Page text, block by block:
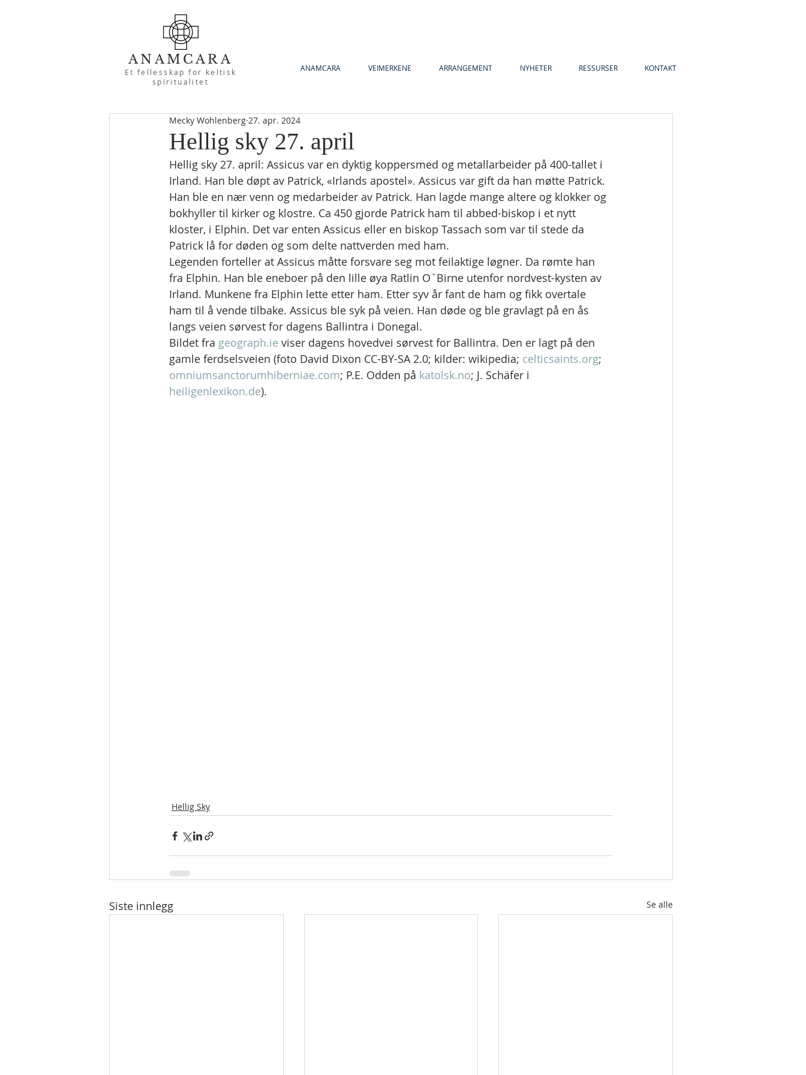
ANAMCARA
Et fellesskap for keltisk
spiritualitet
ANAMCARA VEIMERKENE ARRANGEMENT NYHETER RESSURSER KONTAKT
Hellig sky 27. april
Mecky Wohlenberg 27. apr. 2024
Hellig sky 27. april: Assicus var en dyktig koppersmed og metallarbeider på 400-tallet i
Irland. Han ble døpt av Patrick, «Irlands apostel». Assicus var gift da han møtte Patrick.
Han ble en nær venn og medarbeider av Patrick. Han lagde mange altere og klokker og
bokhyller til kirker og klostre. Ca 450 gjorde Patrick ham til abbed-biskop i et nytt
kloster, i Elphin. Det var enten Assicus eller en biskop Tassach som var til stede da
Patrick lå for døden og som delte nattverden med ham.
Legenden forteller at Assicus måtte forsvare seg mot feilaktige løgner. Da rømte han
fra Elphin. Han ble eneboer på den lille øya Ratlin O`Birne utenfor nordvest-kysten av
Irland. Munkene fra Elphin lette etter ham. Etter syv år fant de ham og fikk overtale
ham til å vende tilbake. Assicus ble syk på veien. Han døde og ble gravlagt på en ås
langs veien sørvest for dagens Ballintra i Donegal.
Bildet fra geograph.ie viser dagens hovedvei sørvest for Ballintra. Den er lagt på den
gamle ferdselsveien (foto David Dixon CC-BY-SA 2.0; kilder: wikipedia; celticsaints.org;
omniumsanctorumhiberniae.com; P.E. Odden på katolsk.no; J. Schäfer i
heiligenlexikon.de).
Hellig Sky
Siste innlegg Se alle